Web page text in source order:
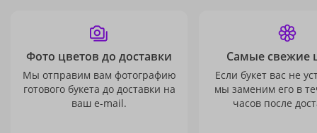
Фото цветов до доставки
Мы отправим вам фотографию
готового букета до доставки на
ваш e-mail.
Самые свежие
Если букет вас не
мы заменим его в
часов после